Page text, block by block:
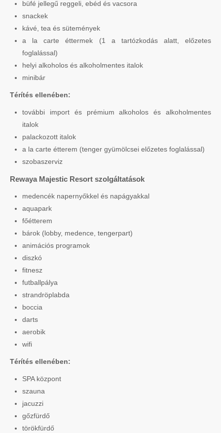
büfé jellegű reggeli, ebéd és vacsora
snackek
kávé, tea és sütemények
a la carte éttermek (1 a tartózkodás alatt, előzetes
foglalással)
helyi alkoholos és alkoholmentes italok
minibár
Térítés ellenében:
további import és prémium alkoholos és alkoholmentes
italok
palackozott italok
a la carte étterem (tenger gyümölcsei előzetes foglalással)
szobaszerviz
Rewaya Majestic Resort szolgáltatások
medencék napernyőkkel és napágyakkal
aquapark
főétterem
bárok (lobby, medence, tengerpart)
animációs programok
diszkó
fitnesz
futballpálya
strandröplabda
boccia
darts
aerobik
wifi
Térítés ellenében:
SPA központ
szauna
jacuzzi
gőzfürdő
törökfürdő